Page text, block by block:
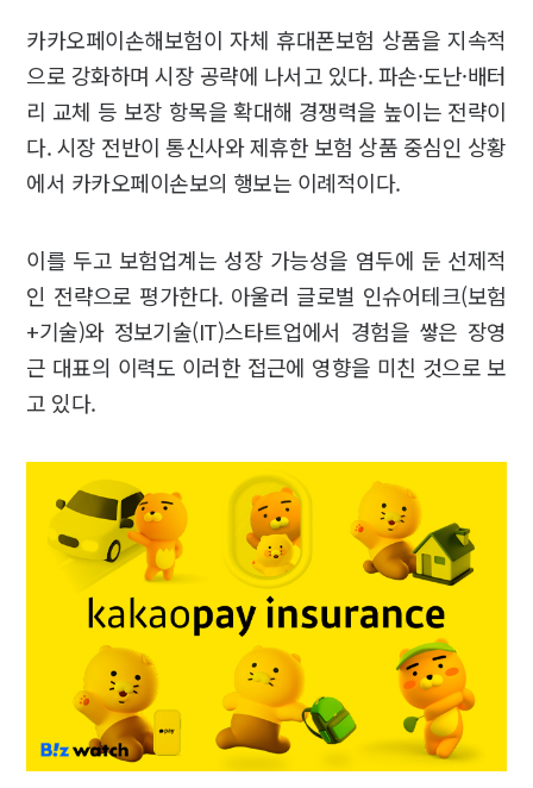
카카오페이손해보험이 자체 휴대폰보험 상품을 지속적
으로 강화하며 시장 공략에 나서고 있다. 파손·도난·배터
리 교체 등 보장 항목을 확대해 경쟁력을 높이는 전략이
다. 시장 전반이 통신사와 제휴한 보험 상품 중심인 상황
에서 카카오페이손보의 행보는 이례적이다.
이를 두고 보험업계는 성장 가능성을 염두에 둔 선제적
인 전략으로 평가한다. 아울러 글로벌 인슈어테크(보험
+기술)와 정보기술(IT)스타트업에서 경험을 쌓은 장영
근 대표의 이력도 이러한 접근에 영향을 미친 것으로 보
고 있다.